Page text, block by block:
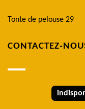
Tonte de pelouse 29
CONTACTEZ-